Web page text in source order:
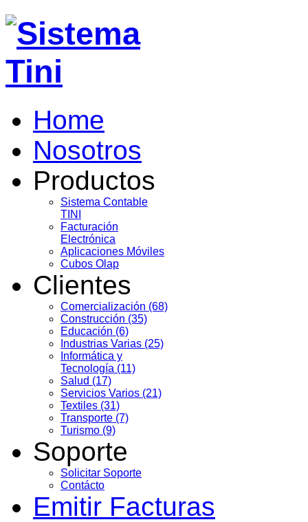
Home
Nosotros
Productos
Sistema Contable
TINI
Facturación
Electrónica
Aplicaciones Móviles
Cubos Olap
Clientes
Comercialización (68)
Construcción (35)
Educación (6)
Industrias Varias (25)
Informática y
Tecnología (11)
Salud (17)
Servicios Varios (21)
Textiles (31)
Transporte (7)
Turismo (9)
Soporte
Solicitar Soporte
Contácto
Emitir Facturas